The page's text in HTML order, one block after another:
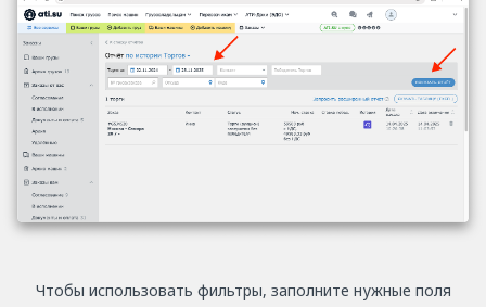
Чтобы использовать фильтры, заполните нужные поля